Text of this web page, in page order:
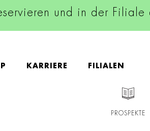
und in der Filiale
KARRIERE FILIALEN
PROSPEKTE